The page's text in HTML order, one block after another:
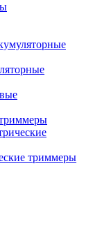
триммеры